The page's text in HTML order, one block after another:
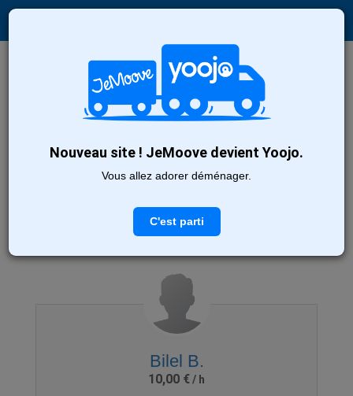
Nouveau site ! JeMoove devient Yoojo.
Vous allez adorer déménager.
C'est parti
Recherche
Découvrez nos53déménageurs
en Auvergne
Trier par : Profils les plus récents
Bilel B.
10,00 €